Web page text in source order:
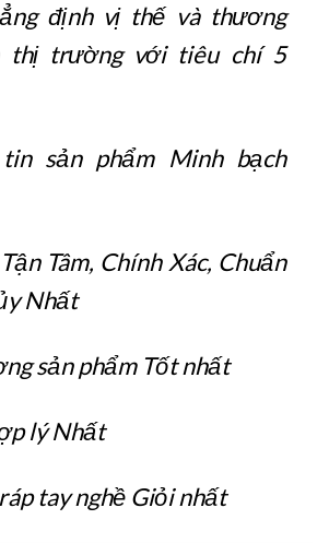
định vị thế và thương
thị trường với tiêu chí 5
sản phẩm Minh bạch
Tâm, Chính Xác, Chuẩn
Nhất
sản phẩm Tốt nhất
lý Nhất
tay nghề Giỏi nhất